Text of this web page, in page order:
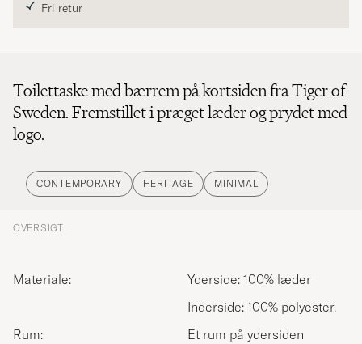
Fri retur
Toilettaske med bærrem på kortsiden fra Tiger of
Sweden. Fremstillet i præget læder og prydet med
logo.
CONTEMPORARY HERITAGE MINIMAL
OVERSIGT
Materiale:
Yderside: 100% læder
Inderside: 100% polyester.
Rum:
Et rum på ydersiden